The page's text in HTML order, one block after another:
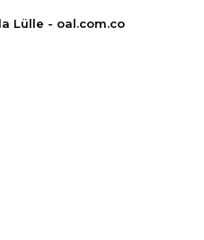
Lülle - oal.com.co